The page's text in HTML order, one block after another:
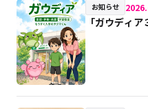
お知らせ
「ガウディ